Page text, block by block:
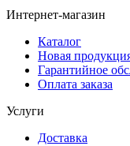
Интернет-магазин
Каталог
Новая
Гарантийное
Оплата заказа
Услуги
Доставка